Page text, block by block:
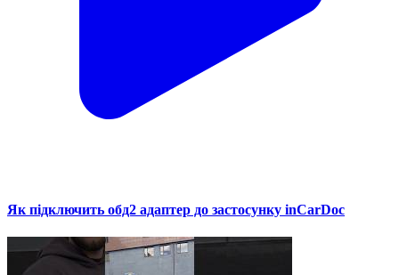
Як підключить обд2 адаптер до застосунку inCarDoc